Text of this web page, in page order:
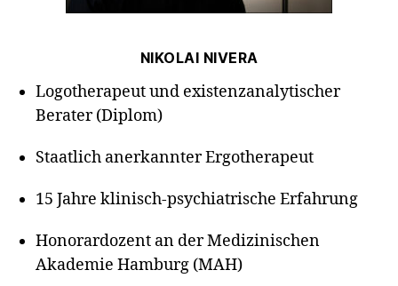
NIKOLAI NIVERA
Logotherapeut und existenzanalytischer
Berater (Diplom)
Staatlich anerkannter Ergotherapeut
15 Jahre klinisch-psychiatrische Erfahrung
Honorardozent an der Medizinischen
Akademie Hamburg (MAH)